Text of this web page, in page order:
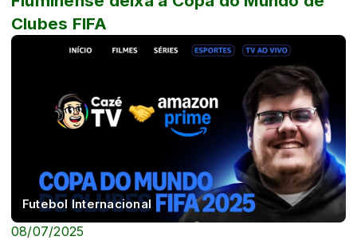
Clubes FIFA
Futebol Internacional
08/07/2025